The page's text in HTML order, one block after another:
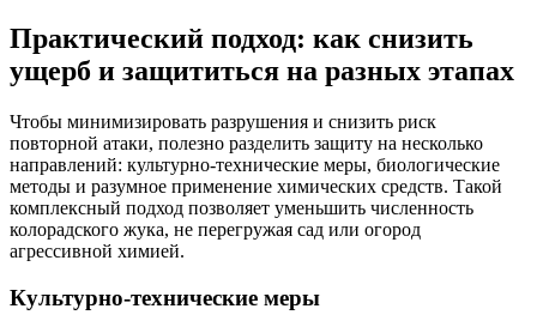
Практический подход: как снизить
ущерб и защититься на разных этапах
Чтобы минимизировать разрушения и снизить риск
повторной атаки, полезно разделить защиту на несколько
направлений: культурно-технические меры, биологические
методы и разумное применение химических средств. Такой
комплексный подход позволяет уменьшить численность
колорадского жука, не перегружая сад или огород
агрессивной химией.
Культурно-технические меры